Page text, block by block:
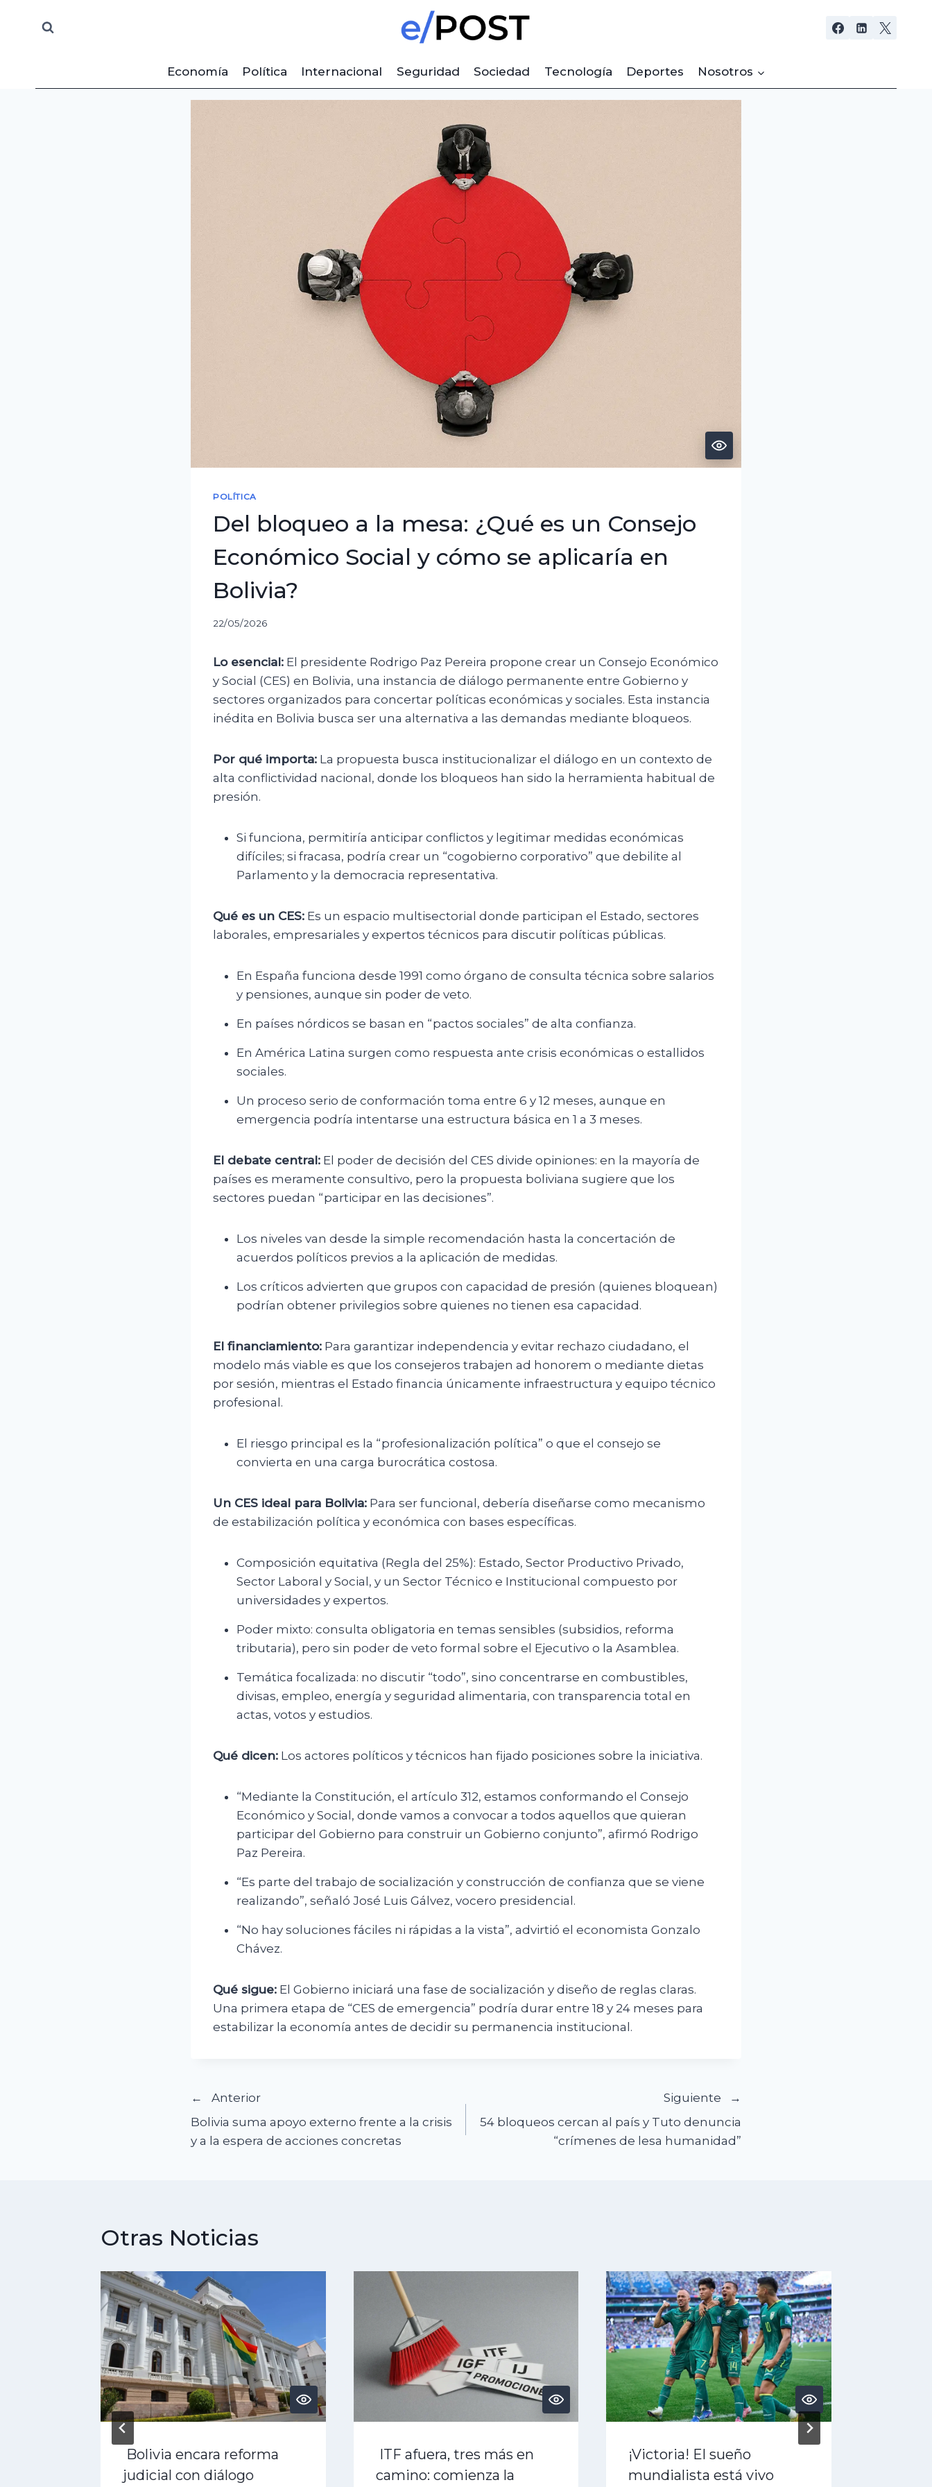
Economía
Política Internacional Seguridad Sociedad Tecnología Deportes Nosotros
POLÍTICA
Del bloqueo a la mesa: ¿Qué es un Consejo
Económico Social y cómo se aplicaría en
Bolivia?
22/05/2026
Lo esencial: El presidente Rodrigo Paz Pereira propone crear un Consejo Económico
y Social (CES) en Bolivia, una instancia de diálogo permanente entre Gobierno y
sectores organizados para concertar políticas económicas y sociales. Esta instancia
inédita en Bolivia busca ser una alternativa a las demandas mediante bloqueos.
Por qué importa: La propuesta busca institucionalizar el diálogo en un contexto de
alta conflictividad nacional, donde los bloqueos han sido la herramienta habitual de
presión.
Si funciona, permitiría anticipar conflictos y legitimar medidas económicas
difíciles; si fracasa, podría crear un “cogobierno corporativo” que debilite al
Parlamento y la democracia representativa.
Qué es un CES: Es un espacio multisectorial donde participan el Estado, sectores
laborales, empresariales y expertos técnicos para discutir políticas públicas.
En España funciona desde 1991 como órgano de consulta técnica sobre salarios
y pensiones, aunque sin poder de veto.
En países nórdicos se basan en “pactos sociales” de alta confianza.
En América Latina surgen como respuesta ante crisis económicas o estallidos
sociales.
Un proceso serio de conformación toma entre 6 y 12 meses, aunque en
emergencia podría intentarse una estructura básica en 1 a 3 meses.
El debate central: El poder de decisión del CES divide opiniones: en la mayoría de
países es meramente consultivo, pero la propuesta boliviana sugiere que los
sectores puedan “participar en las decisiones”.
Los niveles van desde la simple recomendación hasta la concertación de
acuerdos políticos previos a la aplicación de medidas.
Los críticos advierten que grupos con capacidad de presión (quienes bloquean)
podrían obtener privilegios sobre quienes no tienen esa capacidad.
El financiamiento: Para garantizar independencia y evitar rechazo ciudadano, el
modelo más viable es que los consejeros trabajen ad honorem o mediante dietas
por sesión, mientras el Estado financia únicamente infraestructura y equipo técnico
profesional.
El riesgo principal es la “profesionalización política” o que el consejo se
convierta en una carga burocrática costosa.
Un CES ideal para Bolivia: Para ser funcional, debería diseñarse como mecanismo
de estabilización política y económica con bases específicas.
Composición equitativa (Regla del 25%): Estado, Sector Productivo Privado,
Sector Laboral y Social, y un Sector Técnico e Institucional compuesto por
universidades y expertos.
Poder mixto: consulta obligatoria en temas sensibles (subsidios, reforma
tributaria), pero sin poder de veto formal sobre el Ejecutivo o la Asamblea.
Temática focalizada: no discutir “todo”, sino concentrarse en combustibles,
divisas, empleo, energía y seguridad alimentaria, con transparencia total en
actas, votos y estudios.
Qué dicen: Los actores políticos y técnicos han fijado posiciones sobre la iniciativa.
“Mediante la Constitución, el artículo 312, estamos conformando el Consejo
Económico y Social, donde vamos a convocar a todos aquellos que quieran
participar del Gobierno para construir un Gobierno conjunto”, afirmó Rodrigo
Paz Pereira.
“Es parte del trabajo de socialización y construcción de confianza que se viene
realizando”, señaló José Luis Gálvez, vocero presidencial.
“No hay soluciones fáciles ni rápidas a la vista”, advirtió el economista Gonzalo
Chávez.
Qué sigue: El Gobierno iniciará una fase de socialización y diseño de reglas claras.
Una primera etapa de “CES de emergencia” podría durar entre 18 y 24 meses para
estabilizar la economía antes de decidir su permanencia institucional.
Navegación
de
Anterior
Bolivia suma apoyo externo frente a la crisis
y a la espera de acciones concretas
Siguiente
54 bloqueos cercan al país y Tuto denuncia
“crímenes de lesa humanidad”
Otras Noticias
Bolivia encara reforma
judicial con diálogo
ITF afuera, tres más en
camino: comienza la
¡Victoria! El sueño
mundialista está vivo